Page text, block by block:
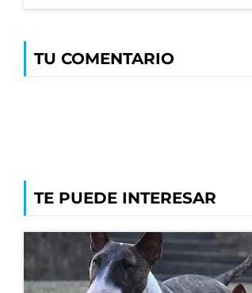
TU COMENTARIO
TE PUEDE INTERESAR